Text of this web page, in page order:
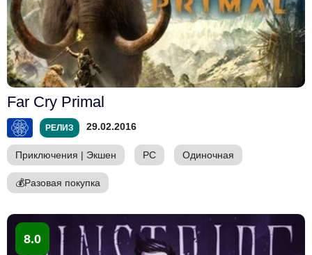
Far Cry Primal
РЕЛИЗ 29.02.2016
Приключения | Экшен PC Одиночная
💰Разовая покупка
8.0